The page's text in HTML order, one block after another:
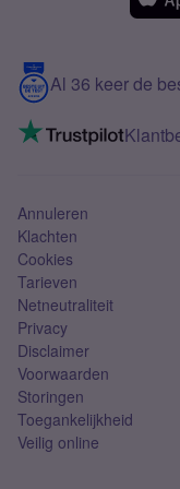
Meerdere nummers
5G internet
Mobiel internet
Mobiel abonnement
Contact
VoLTE 4G bellen
Al 36 keer de
Annuleren
Klachten
Cookies
Tarieven
Netneutraliteit
Privacy
Disclaimer
Voorwaarden
Storingen
Toegankelijkheid
Veilig online